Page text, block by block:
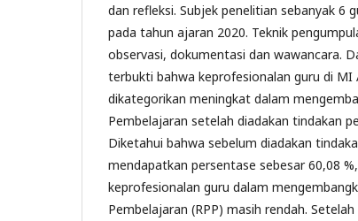
dan refleksi. Subjek penelitian sebanyak 6
pada tahun ajaran 2020. Teknik
observasi, dokumentasi dan wawancara.
terbukti bahwa keprofesionalan guru di MI
dikategorikan meningkat dalam
Pembelajaran setelah diadakan tindakan
Diketahui bahwa sebelum diadakan
mendapatkan persentase sebesar 60,08
keprofesionalan guru dalam
Pembelajaran (RPP) masih rendah.